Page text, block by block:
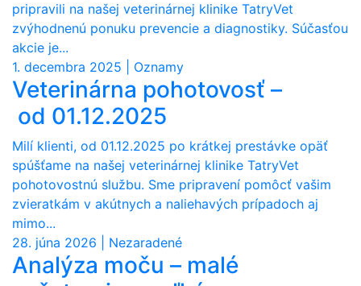
pripravili na našej veterinárnej klinike TatryVet
zvýhodnenú ponuku prevencie a diagnostiky. Súčasťou
akcie je...
1. decembra 2025 | Oznamy
Veterinárna pohotovosť –
od 01.12.2025
Milí klienti, od 01.12.2025 po krátkej prestávke opäť
spúšťame na našej veterinárnej klinike TatryVet
pohotovostnú službu. Sme pripravení pomôcť vašim
zvieratkám v akútnych a naliehavých prípadoch aj
mimo...
28. júna 2026 | Nezaradené
Analýza moču – malé